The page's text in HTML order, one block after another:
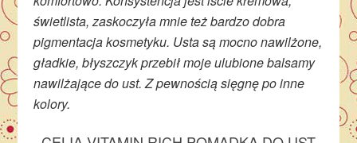
świetlista, zaskoczyła mnie też bardzo dobra
pigmentacja kosmetyku. Usta są mocno nawilżone,
gładkie, błyszczyk przebił moje ulubione balsamy
nawilżające do ust. Z pewnością sięgnę po inne
kolory.